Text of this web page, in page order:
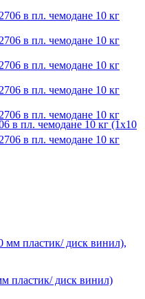
в пл. чемодане 10 кг (1x10
пластик/ диск винил)